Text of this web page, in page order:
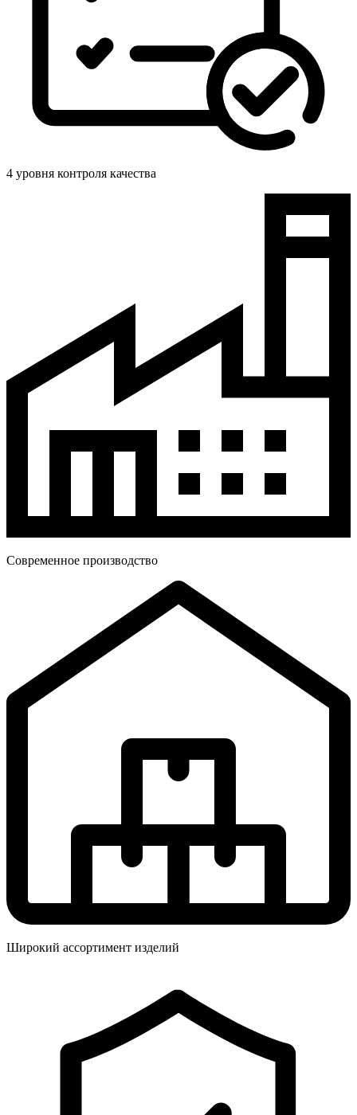
4 уровня контроля качества
Современное производство
Широкий ассортимент изделий